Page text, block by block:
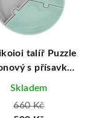
talíř Puzzle
s přísavkou
Skladem
660 Kč